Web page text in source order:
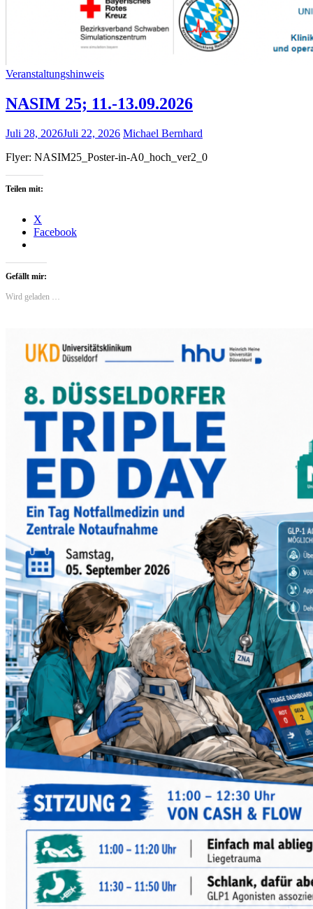
Veranstaltungshinweis
NASIM 25; 11.-13.09.2026
Juli 28, 2026Juli 22, 2026 Michael Bernhard
Flyer: NASIM25_Poster-in-A0_hoch_ver2_0
Teilen mit:
X
Facebook
Gefällt mir:
Wird geladen …